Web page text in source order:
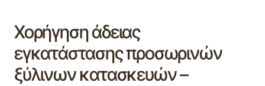
Χορήγηση άδειας
εγκατάστασης προσωρινών
ξύλινων κατασκευών –